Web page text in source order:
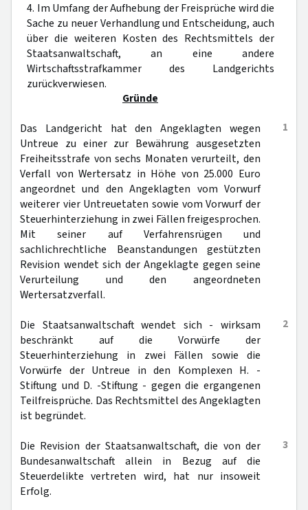
4. Im Umfang der Aufhebung der Freisprüche wird die
Sache zu neuer Verhandlung und Entscheidung, auch
über die weiteren Kosten des Rechtsmittels der
Staatsanwaltschaft, an eine andere
Wirtschaftsstrafkammer des Landgerichts
zurückverwiesen.
Gründe
1
Das Landgericht hat den Angeklagten wegen
Untreue zu einer zur Bewährung ausgesetzten
Freiheitsstrafe von sechs Monaten verurteilt, den
Verfall von Wertersatz in Höhe von 25.000 Euro
angeordnet und den Angeklagten vom Vorwurf
weiterer vier Untreuetaten sowie vom Vorwurf der
Steuerhinterziehung in zwei Fällen freigesprochen.
Mit seiner auf Verfahrensrügen und
sachlichrechtliche Beanstandungen gestützten
Revision wendet sich der Angeklagte gegen seine
Verurteilung und den angeordneten
Wertersatzverfall.
2
Die Staatsanwaltschaft wendet sich - wirksam
beschränkt auf die Vorwürfe der
Steuerhinterziehung in zwei Fällen sowie die
Vorwürfe der Untreue in den Komplexen H. -
Stiftung und D. -Stiftung - gegen die ergangenen
Teilfreisprüche. Das Rechtsmittel des Angeklagten
ist begründet.
3
Die Revision der Staatsanwaltschaft, die von der
Bundesanwaltschaft allein in Bezug auf die
Steuerdelikte vertreten wird, hat nur insoweit
Erfolg.